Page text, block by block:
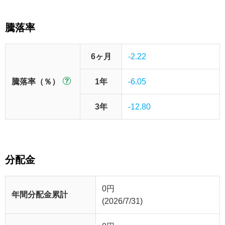
騰落率
騰落率（％）
6ヶ月 -2.22
1年 -6.05
3年 -12.80
分配金
年間分配金累計
0円
(2026/7/31)